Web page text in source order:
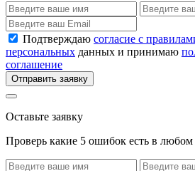
Подтверждаю согласие с
персональных данных и принимаю
соглашение
Отправить заявку
Оставьте заявку
Проверь какие 5 ошибок есть в